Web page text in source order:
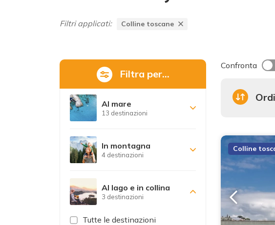
Filtri applicati: Colline toscane
Filtra per...
Al mare
13 destinazioni
In montagna
4 destinazioni
Al lago e in collina
3 destinazioni
Tutte le destinazioni
Confronta
Colline